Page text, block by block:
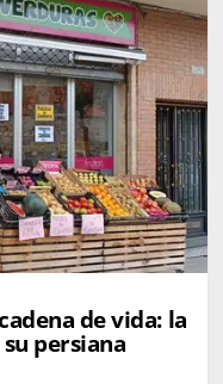
de vida: la
persiana